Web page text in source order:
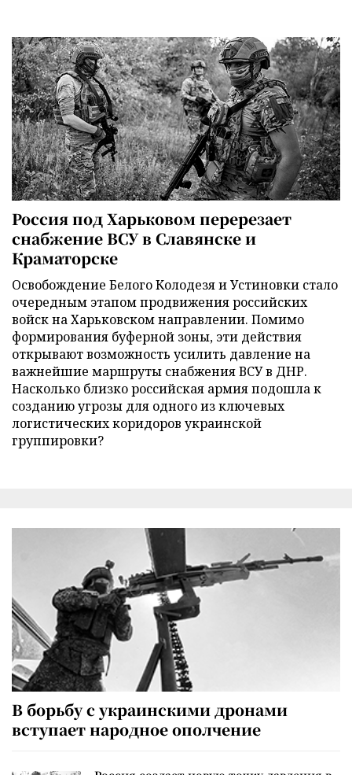
Россия под Харьковом перерезает
снабжение ВСУ в Славянске и
Краматорске
Освобождение Белого Колодезя и Устиновки стало
очередным этапом продвижения российских
войск на Харьковском направлении. Помимо
формирования буферной зоны, эти действия
открывают возможность усилить давление на
важнейшие маршруты снабжения ВСУ в ДНР.
Насколько близко российская армия подошла к
созданию угрозы для одного из ключевых
логистических коридоров украинской
группировки?
В борьбу с украинскими дронами
вступает народное ополчение